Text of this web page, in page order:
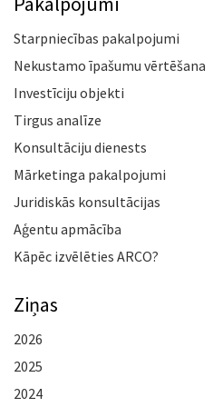
Starpniecības pakalpojumi
Nekustamo īpašumu vērtēšana
Investīciju objekti
Tirgus analīze
Konsultāciju dienests
Mārketinga pakalpojumi
Juridiskās konsultācijas
Aģentu apmācība
Kāpēc izvēlēties ARCO?
Ziņas
2026
2025
2024